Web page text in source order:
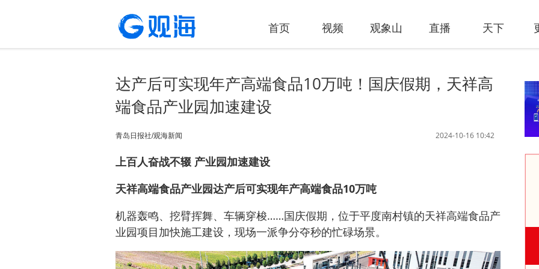
首页 视频 观象山 直播 天下
达产后可实现年产高端食品10万吨！国庆假期，天祥高
端食品产业园加速建设
2024-10-16 10:42
青岛日报社/观海新闻
上百人奋战不辍 产业园加速建设
天祥高端食品产业园达产后可实现年产高端食品10万吨
机器轰鸣、挖臂挥舞、车辆穿梭……国庆假期，位于平度南村镇的天祥高端食品产
业园项目加快施工建设，现场一派争分夺秒的忙碌场景。